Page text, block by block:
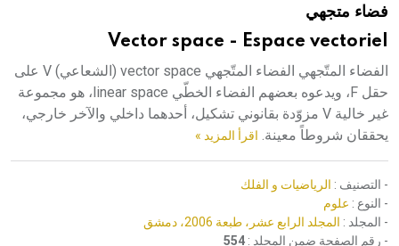
هيئة الموسوعة العربية تطلق موسوعات جديدة في عام 2026فضاء متجهي
Vector space - Espace vectoriel
الفضاء المتّجهي الفضاء المتّجهي vector space (الشعاعي) V على
حقل F، ويدعوه بعضهم الفضاء الخطّي linear space، هو مجموعة
غير خالية V مزوّدة بقانوني تشكيل، أحدهما داخلي والآخر خارجي،
يحققان شروطاً معينة. اقرأ المزيد »
- التصنيف : الرياضيات و الفلك
- النوع : علوم
- المجلد : المجلد الرابع عشر، طبعة 2006، دمشق
- رقم الصفحة ضمن المجلد : 554